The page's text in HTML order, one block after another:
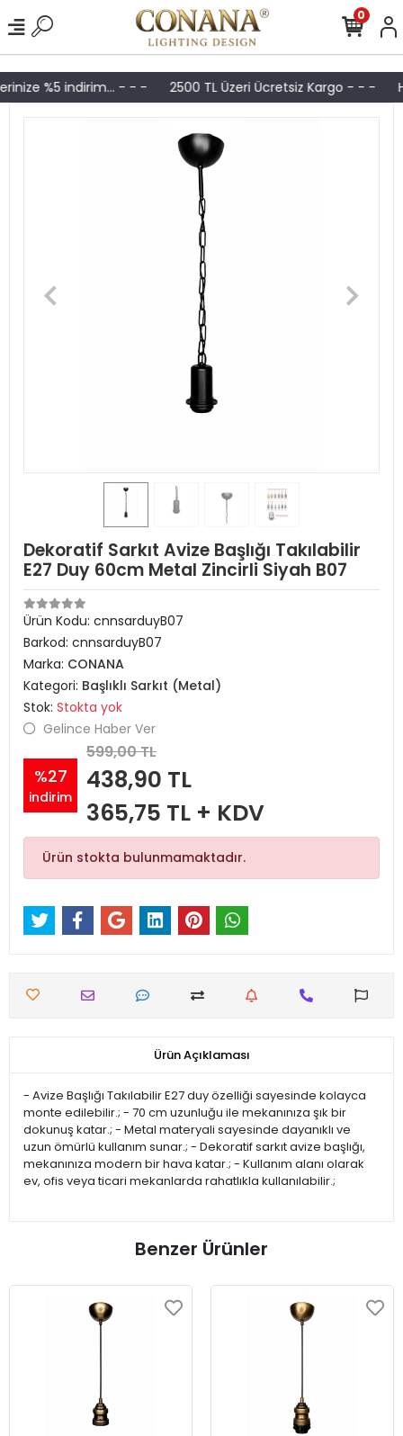
%5 indirim... - - - 2500 TL Üzeri Ücretsiz Kargo - - -
0
Dekoratif Sarkıt Avize Başlığı Takılabilir
E27 Duy 60cm Metal Zincirli Siyah B07
Ürün Kodu: cnnsarduyB07
Barkod: cnnsarduyB07
Marka: CONANA
Kategori: Başlıklı Sarkıt (Metal)
Stok: Stokta yok
Gelince Haber Ver
%27
indirim
599,00 TL
438,90 TL
365,75 TL + KDV
Ürün stokta bulunmamaktadır.
Ürün Açıklaması
- Avize Başlığı Takılabilir E27 duy özelliği sayesinde kolayca
monte edilebilir.; - 70 cm uzunluğu ile mekanınıza şık bir
dokunuş katar.; - Metal materyali sayesinde dayanıklı ve
uzun ömürlü kullanım sunar.; - Dekoratif sarkıt avize başlığı,
mekanınıza modern bir hava katar.; - Kullanım alanı olarak
ev, ofis veya ticari mekanlarda rahatlıkla kullanılabilir.;
Benzer Ürünler